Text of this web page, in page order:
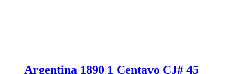
Argentina 1890 1 Centavo CJ# 45